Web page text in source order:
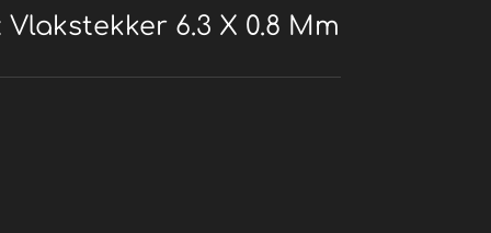
6.3 X 0.8 Mm